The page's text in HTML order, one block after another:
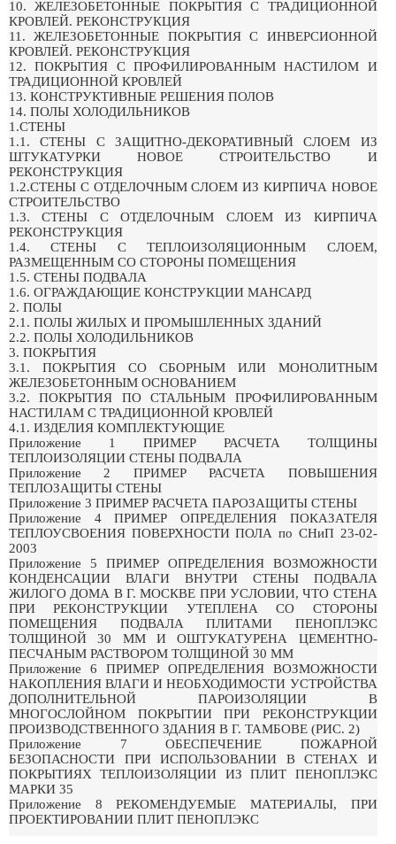
10. ЖЕЛЕЗОБЕТОННЫЕ ПОКРЫТИЯ С ТРАДИЦИОННОЙ
КРОВЛЕЙ. РЕКОНСТРУКЦИЯ
11. ЖЕЛЕЗОБЕТОННЫЕ ПОКРЫТИЯ С ИНВЕРСИОННОЙ
КРОВЛЕЙ. РЕКОНСТРУКЦИЯ
12. ПОКРЫТИЯ С ПРОФИЛИРОВАННЫМ НАСТИЛОМ И
ТРАДИЦИОННОЙ КРОВЛЕЙ
13. КОНСТРУКТИВНЫЕ РЕШЕНИЯ ПОЛОВ
14. ПОЛЫ ХОЛОДИЛЬНИКОВ
1.СТЕНЫ
1.1. СТЕНЫ С ЗАЩИТНО-ДЕКОРАТИВНЫЙ СЛОЕМ ИЗ
ШТУКАТУРКИ НОВОЕ СТРОИТЕЛЬСТВО И
РЕКОНСТРУКЦИЯ
1.2.СТЕНЫ С ОТДЕЛОЧНЫМ СЛОЕМ ИЗ КИРПИЧА НОВОЕ
СТРОИТЕЛЬСТВО
1.3. СТЕНЫ С ОТДЕЛОЧНЫМ СЛОЕМ ИЗ КИРПИЧА
РЕКОНСТРУКЦИЯ
1.4. СТЕНЫ С ТЕПЛОИЗОЛЯЦИОННЫМ СЛОЕМ,
РАЗМЕЩЕННЫМ СО СТОРОНЫ ПОМЕЩЕНИЯ
1.5. СТЕНЫ ПОДВАЛА
1.6. ОГРАЖДАЮЩИЕ КОНСТРУКЦИИ МАНСАРД
2. ПОЛЫ
2.1. ПОЛЫ ЖИЛЫХ И ПРОМЫШЛЕННЫХ ЗДАНИЙ
2.2. ПОЛЫ ХОЛОДИЛЬНИКОВ
3. ПОКРЫТИЯ
3.1. ПОКРЫТИЯ СО СБОРНЫМ ИЛИ МОНОЛИТНЫМ
ЖЕЛЕЗОБЕТОННЫМ ОСНОВАНИЕМ
3.2. ПОКРЫТИЯ ПО СТАЛЬНЫМ ПРОФИЛИРОВАННЫМ
НАСТИЛАМ С ТРАДИЦИОННОЙ КРОВЛЕЙ
4.1. ИЗДЕЛИЯ КОМПЛЕКТУЮЩИЕ
Приложение 1 ПРИМЕР РАСЧЕТА ТОЛЩИНЫ
ТЕПЛОИЗОЛЯЦИИ СТЕНЫ ПОДВАЛА
Приложение 2 ПРИМЕР РАСЧЕТА ПОВЫШЕНИЯ
ТЕПЛОЗАЩИТЫ СТЕНЫ
Приложение 3 ПРИМЕР РАСЧЕТА ПАРОЗАЩИТЫ СТЕНЫ
Приложение 4 ПРИМЕР ОПРЕДЕЛЕНИЯ ПОКАЗАТЕЛЯ
ТЕПЛОУСВОЕНИЯ ПОВЕРХНОСТИ ПОЛА по СНиП 23-02-
2003
Приложение 5 ПРИМЕР ОПРЕДЕЛЕНИЯ ВОЗМОЖНОСТИ
КОНДЕНСАЦИИ ВЛАГИ ВНУТРИ СТЕНЫ ПОДВАЛА
ЖИЛОГО ДОМА В Г. МОСКВЕ ПРИ УСЛОВИИ, ЧТО СТЕНА
ПРИ РЕКОНСТРУКЦИИ УТЕПЛЕНА СО СТОРОНЫ
ПОМЕЩЕНИЯ ПОДВАЛА ПЛИТАМИ ПЕНОПЛЭКС
ТОЛЩИНОЙ 30 ММ И ОШТУКАТУРЕНА ЦЕМЕНТНО-
ПЕСЧАНЫМ РАСТВОРОМ ТОЛЩИНОЙ 30 ММ
Приложение 6 ПРИМЕР ОПРЕДЕЛЕНИЯ ВОЗМОЖНОСТИ
НАКОПЛЕНИЯ ВЛАГИ И НЕОБХОДИМОСТИ УСТРОЙСТВА
ДОПОЛНИТЕЛЬНОЙ ПАРОИЗОЛЯЦИИ В
МНОГОСЛОЙНОМ ПОКРЫТИИ ПРИ РЕКОНСТРУКЦИИ
ПРОИЗВОДСТВЕННОГО ЗДАНИЯ В Г. ТАМБОВЕ (РИС. 2)
Приложение 7 ОБЕСПЕЧЕНИЕ ПОЖАРНОЙ
БЕЗОПАСНОСТИ ПРИ ИСПОЛЬЗОВАНИИ В СТЕНАХ И
ПОКРЫТИЯХ ТЕПЛОИЗОЛЯЦИИ ИЗ ПЛИТ ПЕНОПЛЭКС
МАРКИ 35
Приложение 8 РЕКОМЕНДУЕМЫЕ МАТЕРИАЛЫ, ПРИ
ПРОЕКТИРОВАНИИ ПЛИТ ПЕНОПЛЭКС